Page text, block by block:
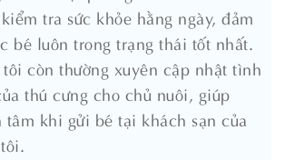
tra sức khỏe hằng ngày, đảm
bé luôn trong trạng thái tốt nhất.
tôi còn thường xuyên cập nhật tình
thú cưng cho chủ nuôi, giúp
tâm khi gửi bé tại khách sạn của